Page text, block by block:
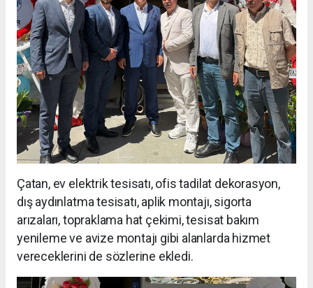
Çatan, ev elektrik tesisatı, ofis tadilat dekorasyon,
dış aydınlatma tesisatı, aplik montajı, sigorta
arızaları, topraklama hat çekimi, tesisat bakım
yenileme ve avize montajı gibi alanlarda hizmet
vereceklerini de sözlerine ekledi.